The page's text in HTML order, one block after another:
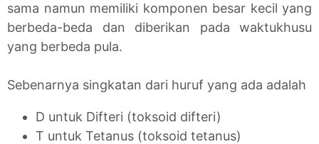
sama namun memiliki komponen besar kecil yang
berbeda-beda dan diberikan pada waktukhusu
yang berbeda pula.
Sebenarnya singkatan dari huruf yang ada adalah
D untuk Difteri (toksoid difteri)
T untuk Tetanus (toksoid tetanus)